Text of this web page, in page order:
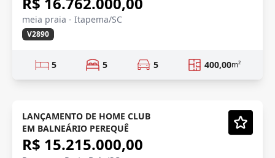
meia praia - Itapema/SC
V2890
5 5 5 400,00m²
FRENTE MAR
Vídeo
Em Construção
LANÇAMENTO DE HOME CLUB
EM BALNEÁRIO PEREQUÊ
R$ 15.215.000,00